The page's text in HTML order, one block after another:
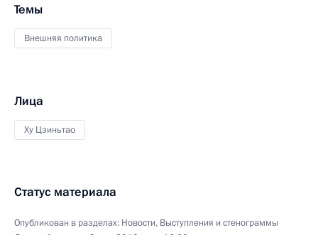
Темы
Внешняя политика
Лица
Ху Цзиньтао
Статус материала
Опубликован в разделах: Новости, Выступления и стенограммы